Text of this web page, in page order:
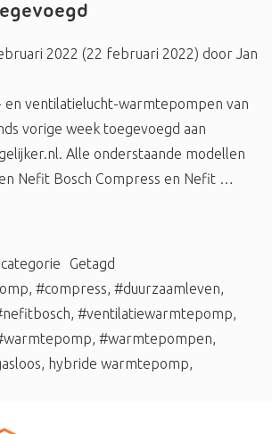
2022 (22 februari 2022) door Jan
en ventilatielucht-warmtepompen van
vorige week toegevoegd aan
Alle onderstaande modellen
Nefit Bosch Compress en Nefit …
Getagd
, #compress, #duurzaamleven,
, #ventilatiewarmtepomp,
, #warmtepompen,
, hybride warmtepomp,